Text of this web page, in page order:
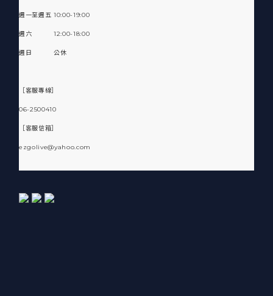
週一至週五 10:00-19:00
週六 12:00-18:00
週日 公休
［客服專線］
06-2500410
［客服信箱］
ezgolive@yahoo.com